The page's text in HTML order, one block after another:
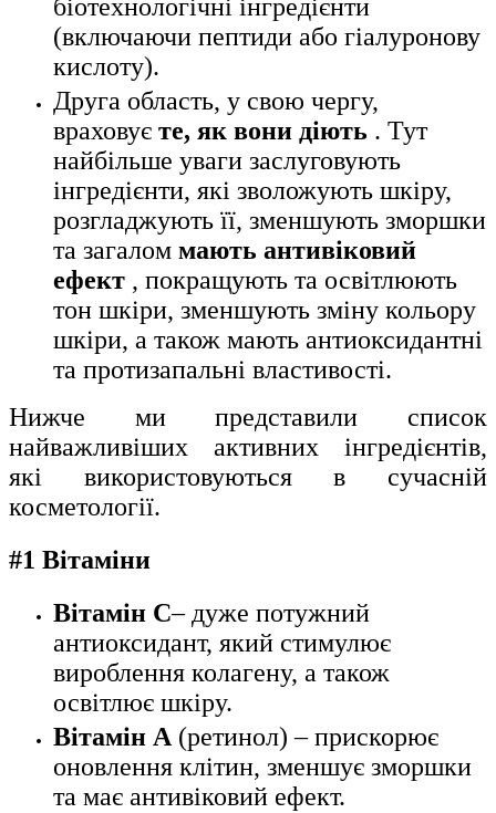
біотехнологічні інгредієнти
(включаючи пептиди або гіалуронову
кислоту).
Друга область, у свою чергу,
враховує те, як вони діють . Тут
найбільше уваги заслуговують
інгредієнти, які зволожують шкіру,
розгладжують її, зменшують зморшки
та загалом мають антивіковий
ефект , покращують та освітлюють
тон шкіри, зменшують зміну кольору
шкіри, а також мають антиоксидантні
та протизапальні властивості.
Нижче ми представили список
найважливіших активних інгредієнтів,
які використовуються в сучасній
косметології.
#1 Вітаміни
Вітамін С– дуже потужний
антиоксидант, який стимулює
вироблення колагену, а також
освітлює шкіру.
Вітамін А (ретинол) – прискорює
оновлення клітин, зменшує зморшки
та має антивіковий ефект.